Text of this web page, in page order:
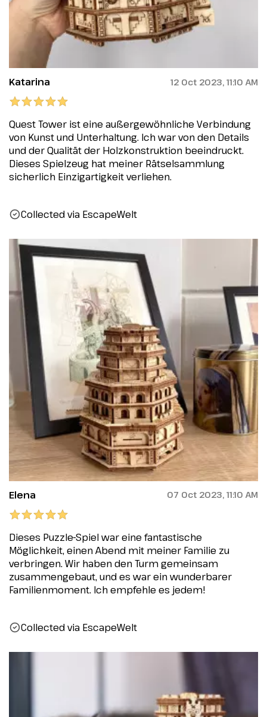
Katarina 12 Oct 2023, 11:10 AM
Quest Tower ist eine außergewöhnliche Verbindung
von Kunst und Unterhaltung. Ich war von den Details
und der Qualität der Holzkonstruktion beeindruckt.
Dieses Spielzeug hat meiner Rätselsammlung
sicherlich Einzigartigkeit verliehen.
Collected via EscapeWelt
Elena 07 Oct 2023, 11:10 AM
Dieses Puzzle-Spiel war eine fantastische
Möglichkeit, einen Abend mit meiner Familie zu
verbringen. Wir haben den Turm gemeinsam
zusammengebaut, und es war ein wunderbarer
Familienmoment. Ich empfehle es jedem!
Collected via EscapeWelt